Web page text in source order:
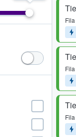
Fila
Fila
Fila